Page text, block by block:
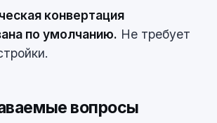
конвертация
по умолчанию. Не требует
вопросы